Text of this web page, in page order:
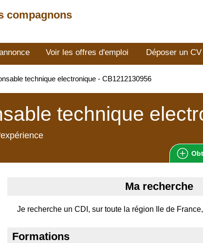
compagnons
Voir les offres d'emploi Déposer un CV
technique electronique - CB1212130956
technique
Ma recherche
Je recherche un CDI, sur toute la région Ile de
Formations